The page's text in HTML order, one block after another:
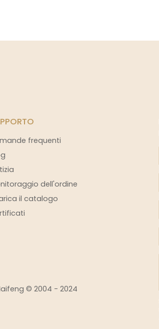
frequenti
dell'ordine
il catalogo
© 2004 - 2024